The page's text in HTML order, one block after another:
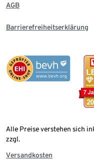
AGB
Barrierefreiheitserklärung
Alle Preise verstehen sich
zzgl.
Versandkosten